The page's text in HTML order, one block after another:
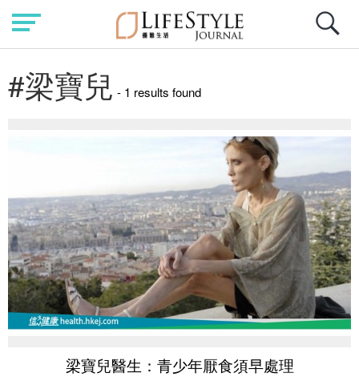
#梁寶兒 - 1 results found
梁寶兒醫生：青少年厭食須早處理